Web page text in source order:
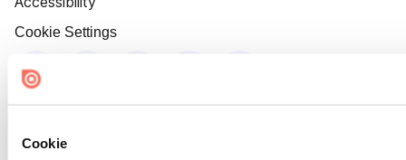
Cookie
Cookie Settings